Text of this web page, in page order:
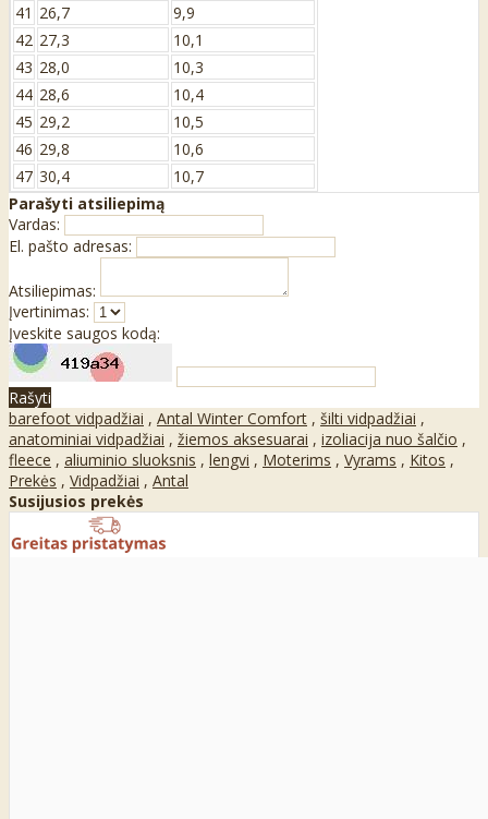
41 26,7
9,9
42 27,3
10,1
43 28,0
10,3
44 28,6
10,4
45 29,2
10,5
46 29,8
10,6
47 30,4
10,7
Parašyti atsiliepimą
Vardas:
El. pašto adresas:
Atsiliepimas:
Įvertinimas:
Įveskite saugos kodą:
Rašyti
barefoot vidpadžiai , Antal Winter Comfort , šilti vidpadžiai ,
anatominiai vidpadžiai , žiemos aksesuarai , izoliacija nuo šalčio ,
fleece , aliuminio sluoksnis , lengvi , Moterims , Vyrams , Kitos ,
Prekės , Vidpadžiai , Antal
Susijusios prekės